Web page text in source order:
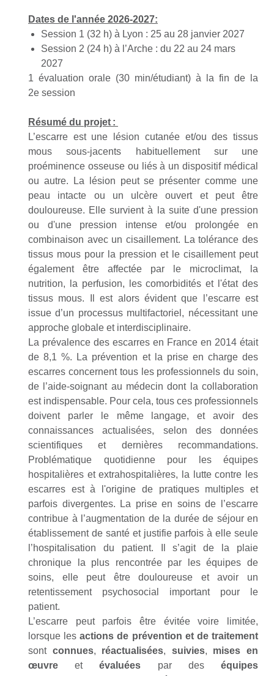
Dates de l'année 2026-2027:
Session 1 (32 h) à Lyon : 25 au 28 janvier 2027
Session 2 (24 h) à l’Arche : du 22 au 24 mars
2027
1 évaluation orale (30 min/étudiant) à la fin de la
2e session
Résumé du projet :
L’escarre est une lésion cutanée et/ou des tissus
mous sous-jacents habituellement sur une
proéminence osseuse ou liés à un dispositif médical
ou autre. La lésion peut se présenter comme une
peau intacte ou un ulcère ouvert et peut être
douloureuse. Elle survient à la suite d'une pression
ou d'une pression intense et/ou prolongée en
combinaison avec un cisaillement. La tolérance des
tissus mous pour la pression et le cisaillement peut
également être affectée par le microclimat, la
nutrition, la perfusion, les comorbidités et l'état des
tissus mous. Il est alors évident que l’escarre est
issue d’un processus multifactoriel, nécessitant une
approche globale et interdisciplinaire.
La prévalence des escarres en France en 2014 était
de 8,1 %. La prévention et la prise en charge des
escarres concernent tous les professionnels du soin,
de l’aide-soignant au médecin dont la collaboration
est indispensable. Pour cela, tous ces professionnels
doivent parler le même langage, et avoir des
connaissances actualisées, selon des données
scientifiques et dernières recommandations.
Problématique quotidienne pour les équipes
hospitalières et extrahospitalières, la lutte contre les
escarres est à l'origine de pratiques multiples et
parfois divergentes. La prise en soins de l’escarre
contribue à l’augmentation de la durée de séjour en
établissement de santé et justifie parfois à elle seule
l’hospitalisation du patient. Il s’agit de la plaie
chronique la plus rencontrée par les équipes de
soins, elle peut être douloureuse et avoir un
retentissement psychosocial important pour le
patient.
L’escarre peut parfois être évitée voire limitée,
lorsque lesactions de prévention et de traitement
sont connues, réactualisées, suivies, mises en
œuvre etévaluées par deséquipes